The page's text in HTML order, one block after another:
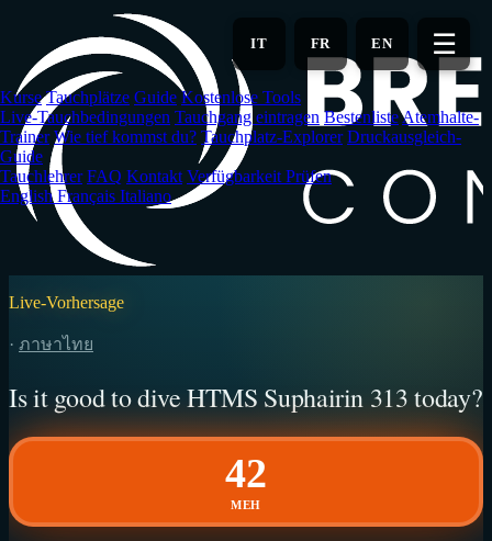
Hauptinhalt
springen
EN
FR
IT ☰
Kurse Tauchplätze Guide Kostenlose Tools
Live-Tauchbedingungen Tauchgang eintragen BestenlisteAtemhalte-
Trainer Wie tief kommst du? Tauchplatz-Explorer Druckausgleich-
Guide
Tauchlehrer FAQ Kontakt Verfügbarkeit Prüfen
EnglishFrançais Italiano
Live-Vorhersage
· ภาษาไทย
Is it good to dive HTMS Suphairin 313 today?
42
MEH